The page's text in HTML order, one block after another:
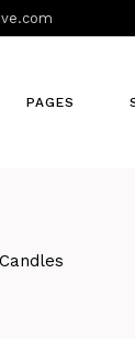
PAGES
Candles